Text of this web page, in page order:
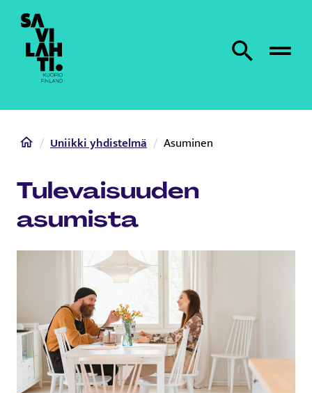
Etusivulle
Etsi sivustolta
HomeUniikki yhdistelmä Asuminen
Tulevaisuuden
asumista